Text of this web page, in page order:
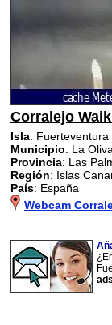
Corralejo
Isla: Fuerteventura
Municipio: La Oliva
Provincia: Las
Región: Islas
País: España
Webcam